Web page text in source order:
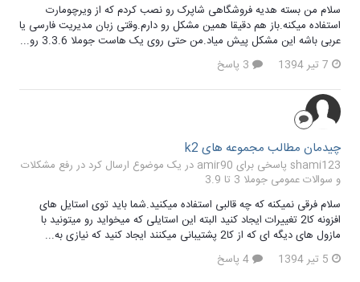
سلام من بسته هدیه فروشگاهی شاپرک رو نصب کردم که از ویرچومارت
استفاده میکنه.باز هم دقیقا همین مشکل رو دارم.وقتی زبان مدیریت فارسی یا
عربی باشه این مشکل پیش میاد.من حتی روی یک هاست جوملا 3.3.6 رو...
7 تیر 1394
چیدمان مطالب مجموعه های k2
shami123 پاسخی برای amir90 در یک موضوع ارسال کرد در
رفع مشکلات
و سوالات عمومی جوملا 3 تا 3.9
سلام فرقی نمیکنه که چه قالبی استفاده میکنید.شما باید توی استایل های
افزونه کا2 تغییرات ایجاد کنید البته این استایلی که میخواید رو میتونید با
مازول های دیگه ای که از کا2 پشتیبانی میکنند ایجاد کنید که نیازی به...
5 تیر 1394